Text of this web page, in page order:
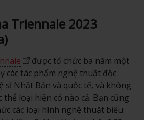
Triennale 2023
được tổ chức ba năm một
các tác phẩm nghệ thuật độc
sĩ Nhật Bản và quốc tế, và không
thể loại hiện có nào cả. Bạn cũng
các loại hình nghệ thuật biểu